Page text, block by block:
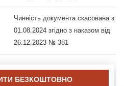
Чинність документа скасована з
01.08.2024 згідно з наказом від
26.12.2023 № 381
БЕЗКОШТОВНО